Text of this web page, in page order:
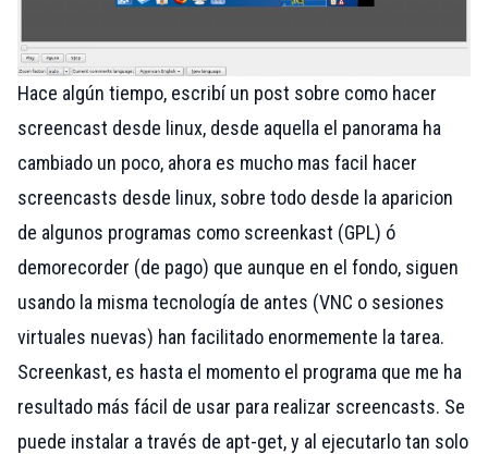
Hace algún tiempo, escribí un post sobre como hacer
screencast desde linux, desde aquella el panorama ha
cambiado un poco, ahora es mucho mas facil hacer
screencasts desde linux, sobre todo desde la aparicion
de algunos programas como screenkast (GPL) ó
demorecorder (de pago) que aunque en el fondo, siguen
usando la misma tecnología de antes (VNC o sesiones
virtuales nuevas) han facilitado enormemente la tarea.
Screenkast, es hasta el momento el programa que me ha
resultado más fácil de usar para realizar screencasts. Se
puede instalar a través de apt-get, y al ejecutarlo tan solo